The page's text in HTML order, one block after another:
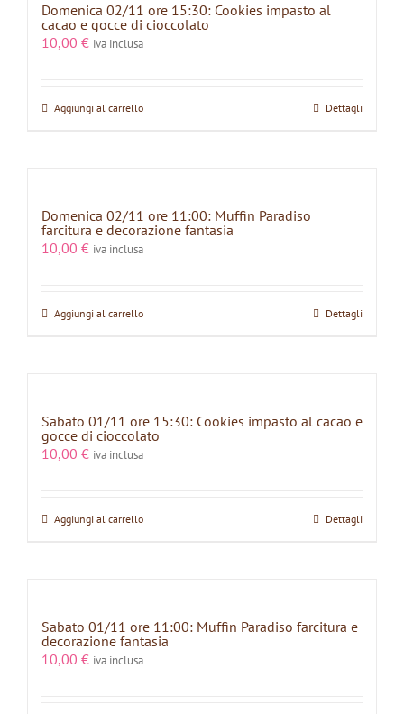
Domenica 02/11 ore 15:30: Cookies impasto al
cacao e gocce di cioccolato
10,00 € iva inclusa
Aggiungi al carrello Dettagli
Domenica 02/11 ore 11:00: Muffin Paradiso
farcitura e decorazione fantasia
10,00 € iva inclusa
Aggiungi al carrello Dettagli
Sabato 01/11 ore 15:30: Cookies impasto al cacao e
gocce di cioccolato
10,00 € iva inclusa
Aggiungi al carrello Dettagli
Sabato 01/11 ore 11:00: Muffin Paradiso farcitura e
decorazione fantasia
10,00 € iva inclusa